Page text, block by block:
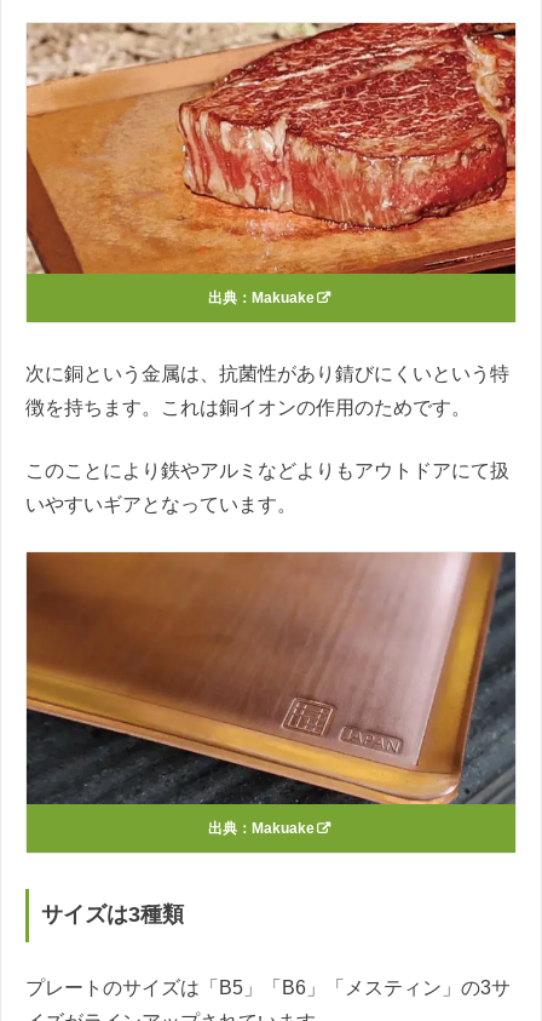
出典： Makuake
次に銅という金属は、抗菌性があり錆びにくいという特
徴を持ちます。これは銅イオンの作用のためです。
このことにより鉄やアルミなどよりもアウトドアにて扱
いやすいギアとなっています。
出典： Makuake
サイズは3種類
プレートのサイズは「B5」「B6」「メスティン」の3サ